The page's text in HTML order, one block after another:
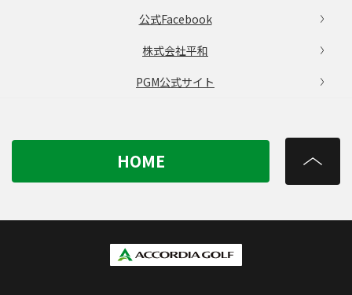
公式Facebook
株式会社平和
PGM公式サイト
HOME